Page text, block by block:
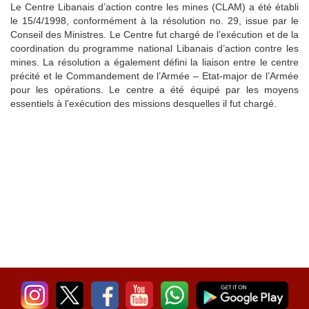
Le Centre Libanais d’action contre les mines (CLAM) a été établi
le 15/4/1998, conformément à la résolution no. 29, issue par le
Conseil des Ministres. Le Centre fut chargé de l’exécution et de la
coordination du programme national Libanais d’action contre les
mines. La résolution a également défini la liaison entre le centre
précité et le Commandement de l’Armée – Etat-major de l’Armée
pour les opérations. Le centre a été équipé par les moyens
essentiels à l’exécution des missions desquelles il fut chargé.